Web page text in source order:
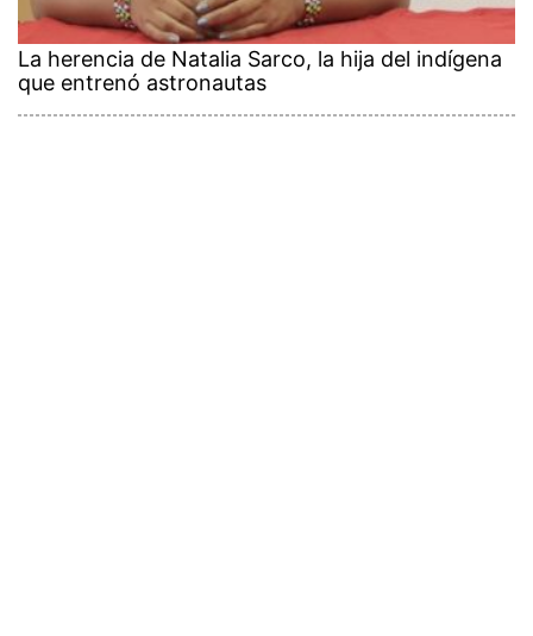
La herencia de Natalia Sarco, la hija del indígena
que entrenó astronautas